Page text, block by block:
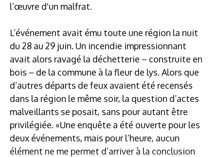
l’œuvre d'un malfrat.
L’événement avait ému toute une région la nuit
du 28 au 29 juin. Un incendie impressionnant
avait alors ravagé la déchetterie – construite en
bois – de la commune à la fleur de lys. Alors que
d’autres départs de feux avaient été recensés
dans la région le même soir, la question d’actes
malveillants se posait, sans pour autant être
privilégiée. «Une enquête a été ouverte pour les
deux événements, mais pour l’heure, aucun
élément ne me permet d’arriver à la conclusion